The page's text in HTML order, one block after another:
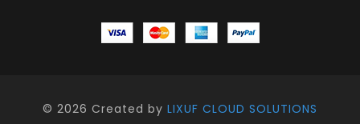
© 2026 Created by LIXUF CLOUD SOLUTIONS